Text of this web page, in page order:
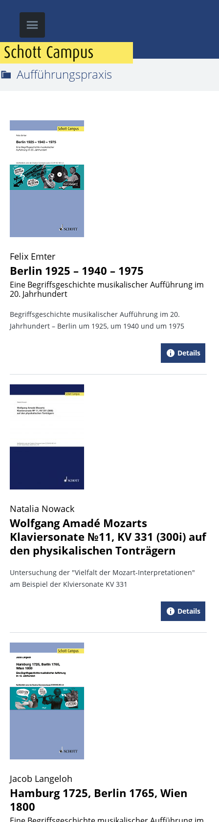
Aufführungspraxis
Felix Emter
Berlin 1925 – 1940 – 1975
Eine Begriffsgeschichte musikalischer Aufführung im
20. Jahrhundert
Begriffsgeschichte musikalischer Aufführung im 20.
Jahrhundert – Berlin um 1925, um 1940 und um 1975
Details
Natalia Nowack
Wolfgang Amadé Mozarts
Klaviersonate №11, KV 331 (300i) auf
den physikalischen Tonträgern
Untersuchung der "Vielfalt der Mozart-Interpretationen"
am Beispiel der Klviersonate KV 331
Details
Jacob Langeloh
Hamburg 1725, Berlin 1765, Wien
1800